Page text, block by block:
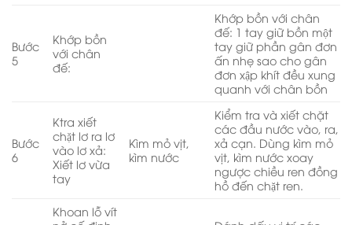
Bước
5
Khớp bồn
với chân
đế:
Khớp bồn với chân
đế: 1 tay giữ bồn một
tay giữ phần gân đơn
ấn nhẹ sao cho gân
đơn xập khít đều xung
quanh với chân bồn
Bước
6
Ktra xiết
chặt lơ ra lơ
vào lơ xả:
Xiết lơ vừa
tay
Kìm mỏ vịt,
kìm nước
Kiểm tra và xiết chặt
các đầu nước vào, ra,
xả cạn. Dùng kìm mỏ
vịt, kìm nước xoay
ngược chiều ren đồng
hồ đến chặt ren.
Khoan lỗ vít